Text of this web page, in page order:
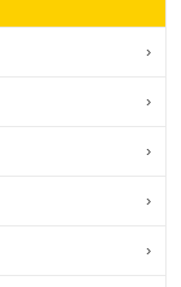
›
›
›
›
›